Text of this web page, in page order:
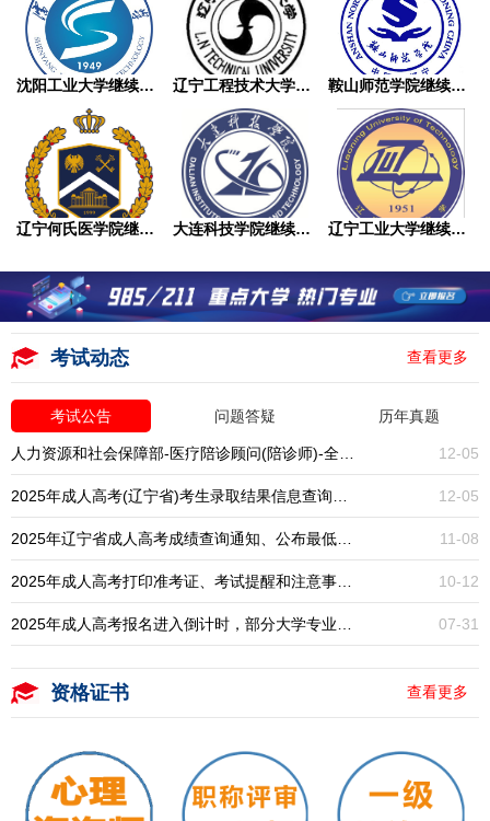
沈阳工业大学继续教育学院成人高考 辽宁工程技术大学继续教育学院成人高考 鞍山师范学院继续教育学院成人高考
辽宁何氏医学院继续教育学院成人高考 大连科技学院继续教育学院成人高考 辽宁工业大学继续教育学院成人高考
考试动态 查看更多
考试公告 问题答疑 历年真题
12-05
12-05
11-08
10-12
07-31
资格证书 查看更多